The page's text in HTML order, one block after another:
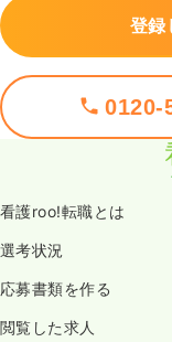
登録
0120-
看護roo!転職とは
選考状況
応募書類を作る
閲覧した求人